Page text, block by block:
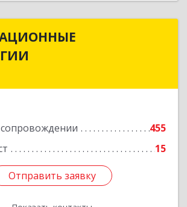
455
15
Отправить заявку
ИНФОРМАЦИОННЫЕ
Подробнее
Отправить заявку